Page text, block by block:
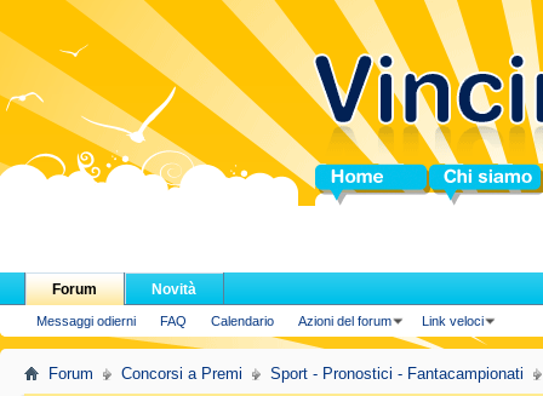
Home Chi siamo
Forum
Messaggi odierni FAQ Calendario Azioni del forum Link veloci
Novità
Forum Concorsi a Premi Sport - Pronostici - Fantacampionati